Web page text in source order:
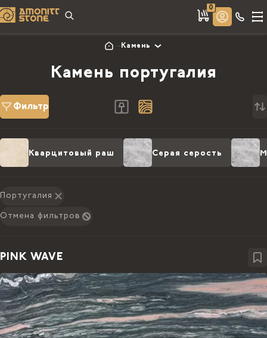
0
Камень
Камень португалия
Фильтр
Кварцитовый раш Серая серость
Португалия
Отмена фильтров
PINK WAVE